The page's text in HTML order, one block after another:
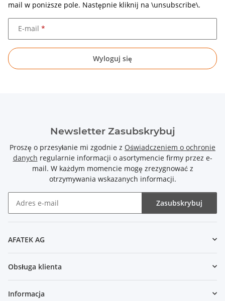
mail w poniższe pole. Następnie kliknij na \unsubscribe\.
E-mail
Wyloguj się
Newsletter Zasubskrybuj
Proszę o przesyłanie mi zgodnie z Oświadczeniem o ochronie
danych regularnie informacji o asortymencie firmy przez e-
mail. W każdym momencie mogę zrezygnować z
otrzymywania wskazanych informacji.
Zasubskrybuj
AFATEK AG
Obsługa klienta
Informacja